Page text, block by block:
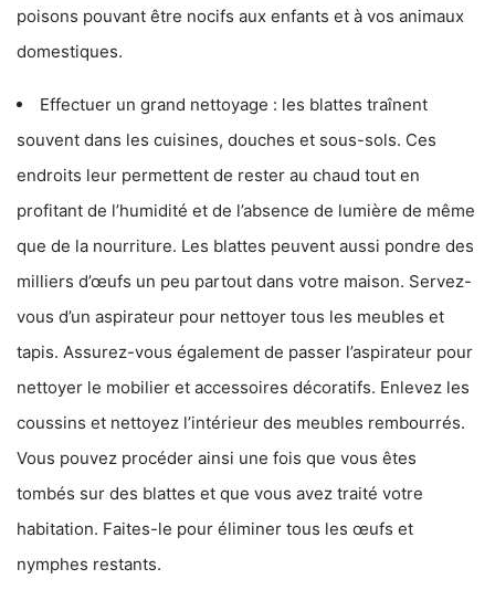
poisons pouvant être nocifs aux enfants et à vos animaux
domestiques.
Effectuer un grand nettoyage : les blattes traînent
souvent dans les cuisines, douches et sous-sols. Ces
endroits leur permettent de rester au chaud tout en
profitant de l’humidité et de l’absence de lumière de même
que de la nourriture. Les blattes peuvent aussi pondre des
milliers d’œufs un peu partout dans votre maison. Servez-
vous d’un aspirateur pour nettoyer tous les meubles et
tapis. Assurez-vous également de passer l’aspirateur pour
nettoyer le mobilier et accessoires décoratifs. Enlevez les
coussins et nettoyez l’intérieur des meubles rembourrés.
Vous pouvez procéder ainsi une fois que vous êtes
tombés sur des blattes et que vous avez traité votre
habitation. Faites-le pour éliminer tous les œufs et
nymphes restants.